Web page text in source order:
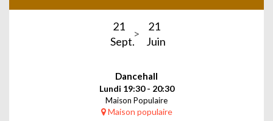
21
Sept.
21
Juin
Dancehall
Lundi 19:30 - 20:30
Maison Populaire
Maison populaire